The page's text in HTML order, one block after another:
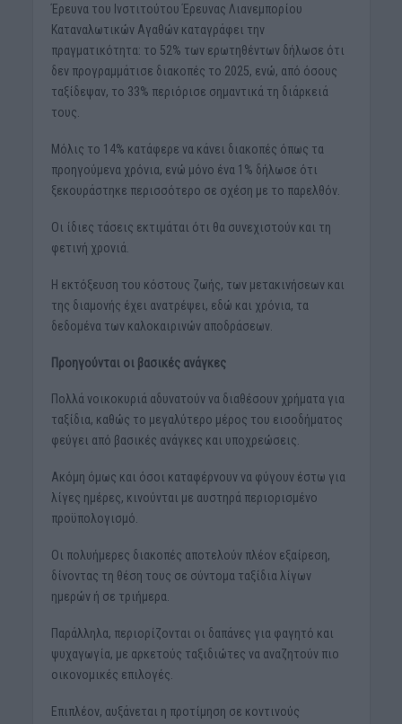
Έρευνα του Ινστιτούτου Έρευνας Λιανεμπορίου
Καταναλωτικών Αγαθών καταγράφει την
πραγματικότητα: το 52% των ερωτηθέντων δήλωσε ότι
δεν προγραμμάτισε διακοπές το 2025, ενώ, από όσους
ταξίδεψαν, το 33% περιόρισε σημαντικά τη διάρκειά
τους.
Μόλις το 14% κατάφερε να κάνει διακοπές όπως τα
προηγούμενα χρόνια, ενώ μόνο ένα 1% δήλωσε ότι
ξεκουράστηκε περισσότερο σε σχέση με το παρελθόν.
Οι ίδιες τάσεις εκτιμάται ότι θα συνεχιστούν και τη
φετινή χρονιά.
Η εκτόξευση του κόστους ζωής, των μετακινήσεων και
της διαμονής έχει ανατρέψει, εδώ και χρόνια, τα
δεδομένα των καλοκαιρινών αποδράσεων.
Προηγούνται οι βασικές ανάγκες
Πολλά νοικοκυριά αδυνατούν να διαθέσουν χρήματα για
ταξίδια, καθώς το μεγαλύτερο μέρος του εισοδήματος
φεύγει από βασικές ανάγκες και υποχρεώσεις.
Ακόμη όμως και όσοι καταφέρνουν να φύγουν έστω για
λίγες ημέρες, κινούνται με αυστηρά περιορισμένο
προϋπολογισμό.
Οι πολυήμερες διακοπές αποτελούν πλέον εξαίρεση,
δίνοντας τη θέση τους σε σύντομα ταξίδια λίγων
ημερών ή σε τριήμερα.
Παράλληλα, περιορίζονται οι δαπάνες για φαγητό και
ψυχαγωγία, με αρκετούς ταξιδιώτες να αναζητούν πιο
οικονομικές επιλογές.
Επιπλέον, αυξάνεται η προτίμηση σε κοντινούς